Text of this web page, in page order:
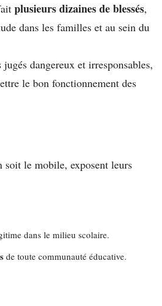
plusieurs dizaines de blessés,
dans les familles et au sein du
dangereux et irresponsables,
le bon fonctionnement des
soit le mobile, exposent leurs
dans le milieu scolaire.
de toute communauté éducative.